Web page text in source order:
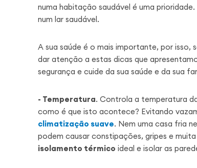
numa habitação saudável é uma
num lar saudável.
A sua saúde é o mais importante, por isso,
dar atenção a estas dicas que
segurança e cuide da sua saúde e da sua
- Temperatura. Controla a temperatura
como é que isto acontece? Evitando
climatização suave. Nem uma casa fria
podem causar constipações, gripes e
isolamento térmico ideal e isolar as